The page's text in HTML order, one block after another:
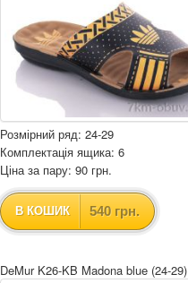
Розмірний ряд: 24-29
Комплектація ящика: 6
Ціна за пару: 90 грн.
В КОШИК 540 грн.
DeMur K26-KB Madona blue (24-29)